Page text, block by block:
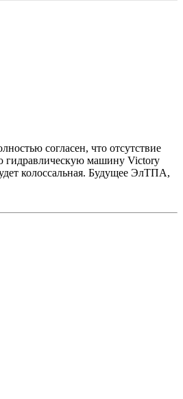
согласен, что отсутствие
гидравлическую машину Victory
колоссальная. Будущее ЭлТПА,